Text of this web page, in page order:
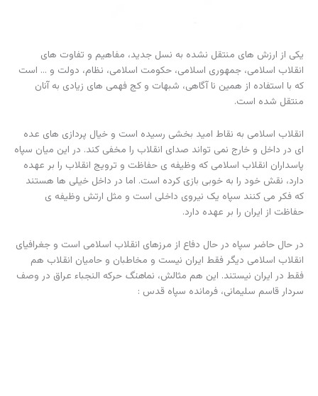
یکی از ارزش های منتقل نشده به نسل جدید، مفاهیم و تفاوت های
انقلاب اسلامی، جمهوری اسلامی، حکومت اسلامی، نظام، دولت و … است
که با استفاده از همین نا آگاهی، شبهات و کج فهمی های زیادی به آنان
منتقل شده است.
انقلاب اسلامی به نقاط امید بخشی رسیده است و خیال پردازی های عده
ای در داخل و خارج نمی تواند صدای انقلاب را مخفی کند. در این میان سپاه
پاسداران انقلاب اسلامی که وظیفه ی حفاظت و ترویج انقلاب را بر عهده
دارد، نقش خود را به خوبی بازی کرده است. اما در داخل خیلی ها هستند
که فکر می کنند سپاه یک نیروی داخلی است و مثل ارتش وظیفه ی
حفاظت از ایران را بر عهده دارد.
در حال حاضر سپاه در حال دفاع از مرزهای انقلاب اسلامی است و جغرافیای
انقلاب اسلامی دیگر فقط ایران نیست و مخاطبان و حامیان انقلاب هم
فقط در ایران نیستند. این هم مثالش، نماهنگ حرکه النجباء عراق در وصف
سردار قاسم سلیمانی، فرمانده سپاه قدس :